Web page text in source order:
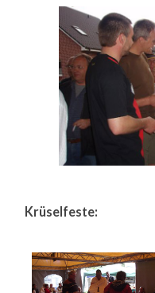
Krüselfeste: